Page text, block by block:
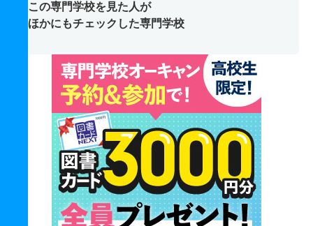
この専門学校を見た人が
ほかにもチェックした専門学校